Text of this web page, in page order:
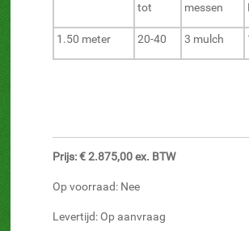
tot
messen
1.50 meter 20-40 3 mulch
Prijs: € 2.875,00 ex. BTW
Op voorraad: Nee
Levertijd: Op aanvraag